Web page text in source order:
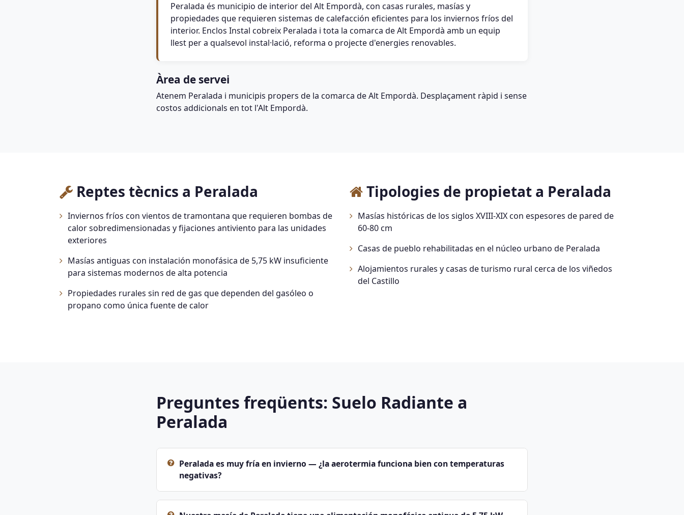
Peralada és municipio de interior del Alt Empordà, con casas rurales, masías y
propiedades que requieren sistemas de calefacción eficientes para los inviernos fríos del
interior. Enclos Instal cobreix Peralada i tota la comarca de Alt Empordà amb un equip
llest per a qualsevol instal·lació, reforma o projecte d'energies renovables.
Àrea de servei
Atenem Peralada i municipis propers de la comarca de Alt Empordà. Desplaçament ràpid i sense
costos addicionals en tot l'Alt Empordà.
Reptes tècnics a Peralada
Inviernos fríos con vientos de tramontana que requieren bombas de
calor sobredimensionadas y fijaciones antiviento para las unidades
exteriores
Masías antiguas con instalación monofásica de 5,75 kW insuficiente
para sistemas modernos de alta potencia
Propiedades rurales sin red de gas que dependen del gasóleo o
propano como única fuente de calor
Tipologies de propietat a Peralada
Masías históricas de los siglos XVIII-XIX con espesores de pared de
60-80 cm
Casas de pueblo rehabilitadas en el núcleo urbano de Peralada
Alojamientos rurales y casas de turismo rural cerca de los viñedos
del Castillo
Preguntes freqüents: Suelo Radiante a
Peralada
Peralada es muy fría en invierno — ¿la aerotermia funciona bien con temperaturas
negativas?